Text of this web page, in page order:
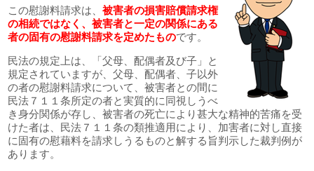
この慰謝料請求は、被害者の損害賠償請求権
の相続ではなく、被害者と一定の関係にある
者の固有の慰謝料請求を定めたものです。
民法の規定上は、「父母、配偶者及び子」と
規定されていますが、父母、配偶者、子以外
の者の慰謝料請求について、被害者との間に
民法７１１条所定の者と実質的に同視しうべ
き身分関係が存し、被害者の死亡により甚大な精神的苦痛を受
けた者は、民法７１１条の類推適用により、加害者に対し直接
に固有の慰藉料を請求しうるものと解する旨判示した裁判例が
あります。